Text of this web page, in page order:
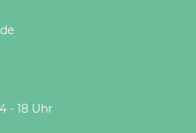
18 Uhr